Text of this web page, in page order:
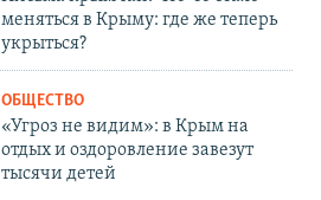
меняться в Крыму: где же теперь
укрыться?
ОБЩЕСТВО
«Угроз не видим»: в Крым на
отдых и оздоровление завезут
тысячи детей